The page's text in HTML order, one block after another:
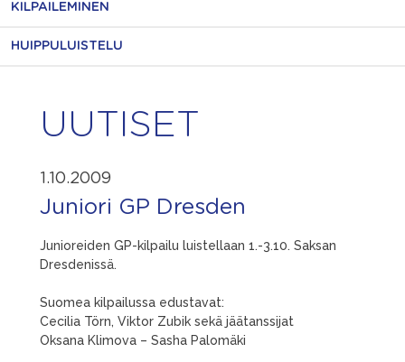
KILPAILEMINEN
HUIPPULUISTELU
UUTISET
1.10.2009
Juniori GP Dresden
Junioreiden GP-kilpailu luistellaan 1.-3.10. Saksan
Dresdenissä.
Suomea kilpailussa edustavat:
Cecilia Törn, Viktor Zubik sekä jäätanssijat
Oksana Klimova – Sasha Palomäki